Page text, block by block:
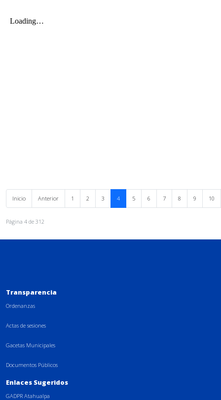
Inicio Anterior 1 2 3 4 5 6 7 8 9 10
Página 4 de 312
Transparencia
Ordenanzas
Actas de sesiones
Gacetas Municipales
Documentos Públicos
Enlaces Sugeridos
GADPR Atahualpa